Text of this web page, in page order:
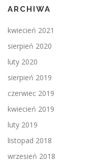
ARCHIWA
kwiecień 2021
sierpień 2020
luty 2020
sierpień 2019
czerwiec 2019
kwiecień 2019
luty 2019
listopad 2018
wrzesień 2018